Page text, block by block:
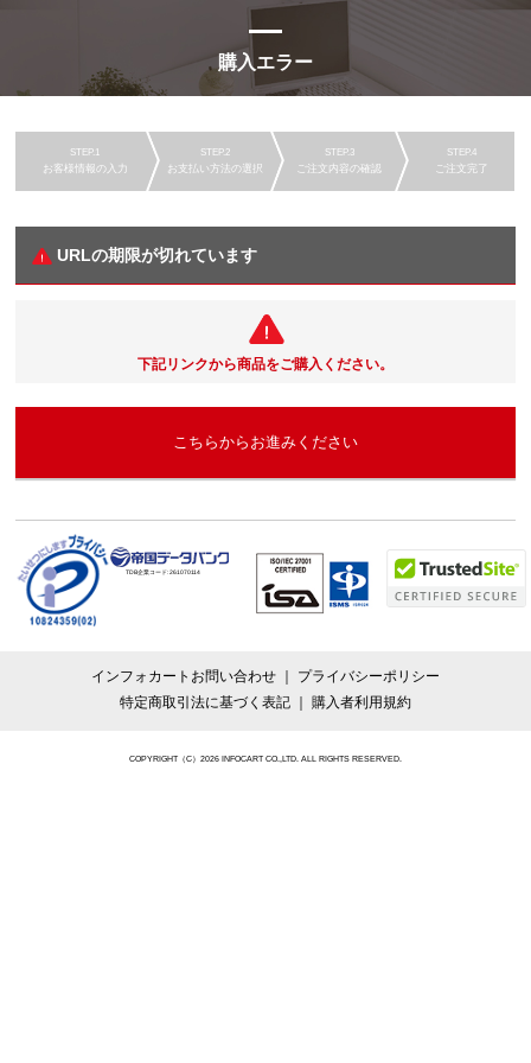
購入エラー
お客様情報の入力 お支払い方法の選択 ご注文内容の確認 ご注文完了
URLの期限が切れています
下記リンクから商品をご購入ください。
こちらからお進みください
TDB企業コード:261070114
インフォカートお問い合わせ
プライバシーポリシー
特定商取引法に基づく表記
購入者利用規約
COPYRIGHT（C）2026 INFOCART CO.,LTD. ALL RIGHTS RESERVED.